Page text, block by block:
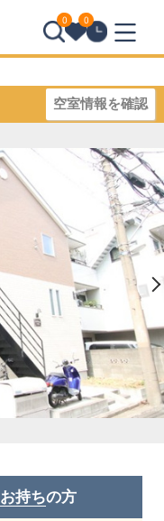
0 0
空室情報を確認
お持ちの方